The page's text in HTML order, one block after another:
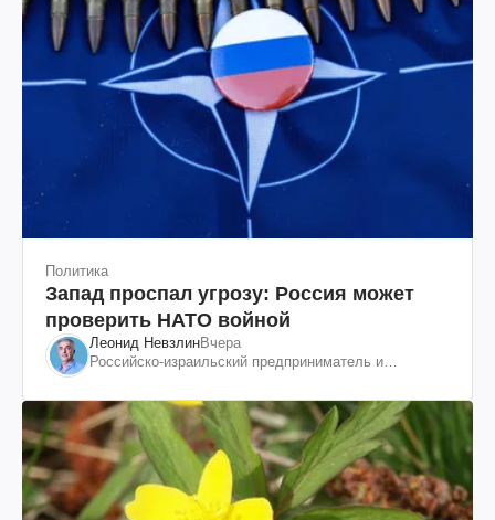
Политика
Запад проспал угрозу: Россия может
проверить НАТО войной
Леонид НевзлинВчера
Российско-израильский предприниматель и
"ЮКОСа"